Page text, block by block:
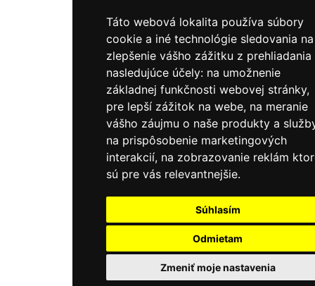
Táto webová lokalita používa súbory
cookie a iné technológie sledovania na
zlepšenie vášho zážitku z prehliadania
nasledujúce účely: na umožnenie
základnej funkčnosti webovej stránky,
pre lepší zážitok na webe, na meranie
vášho záujmu o naše produkty a
na prispôsobenie marketingových
interakcií, na zobrazovanie reklám
sú pre vás relevantnejšie.
Súhlasím
Odmietam
Zmeniť moje nastavenia